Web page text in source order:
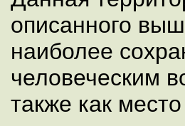
описанного
наиболее
человеческим
также как